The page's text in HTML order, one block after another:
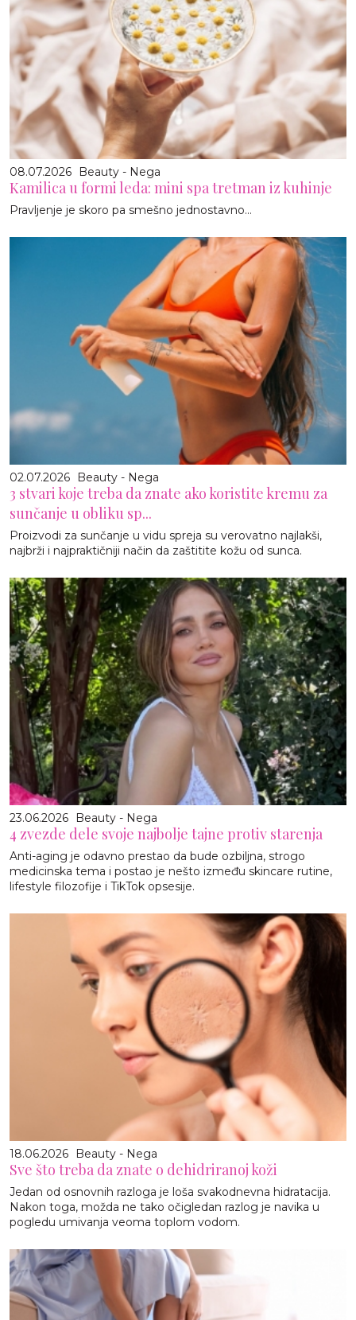
08.07.2026 Beauty - Nega
Kamilica u formi leda: mini spa tretman iz kuhinje
Pravljenje je skoro pa smešno jednostavno…
02.07.2026 Beauty - Nega
3 stvari koje treba da znate ako koristite kremu za
sunčanje u obliku sp...
Proizvodi za sunčanje u vidu spreja su verovatno najlakši,
najbrži i najpraktičniji način da zaštitite kožu od sunca.
23.06.2026 Beauty - Nega
4 zvezde dele svoje najbolje tajne protiv starenja
Anti-aging je odavno prestao da bude ozbiljna, strogo
medicinska tema i postao je nešto između skincare rutine,
lifestyle filozofije i TikTok opsesije.
18.06.2026 Beauty - Nega
Sve što treba da znate o dehidriranoj koži
Jedan od osnovnih razloga je loša svakodnevna hidratacija.
Nakon toga, možda ne tako očigledan razlog je navika u
pogledu umivanja veoma toplom vodom.